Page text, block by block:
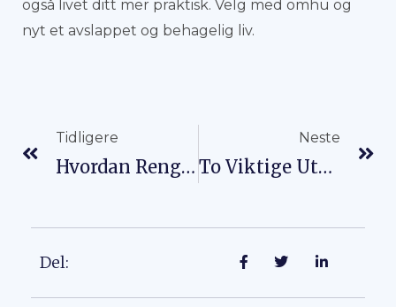
også livet ditt mer praktisk. Velg med omhu og
nyt et avslappet og behagelig liv.
Tidligere
Hvordan Rengjør Jeg En Kjølebag? Bekjempe Flekker Og Lukt
Neste
To Viktige Utskriftsalternativer I Produksjonsprosessen For Kjøleposer
Del: